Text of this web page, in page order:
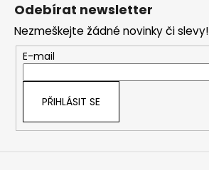
Odebírat newsletter
Nezmeškejte žádné novinky či slevy!
E-mail
PŘIHLÁSIT SE